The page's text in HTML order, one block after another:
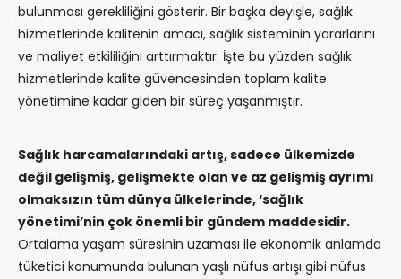
bulunması gerekliliğini gösterir. Bir başka deyişle, sağlık
hizmetlerinde kalitenin amacı, sağlık sisteminin yararlarını
ve maliyet etkililiğini arttırmaktır. İşte bu yüzden sağlık
hizmetlerinde kalite güvencesinden toplam kalite
yönetimine kadar giden bir süreç yaşanmıştır.
Sağlık harcamalarındaki artış, sadece ülkemizde
değil gelişmiş, gelişmekte olan ve az gelişmiş ayrımı
olmaksızın tüm dünya ülkelerinde, ‘sağlık
yönetimi’nin çok önemli bir gündem maddesidir.
Ortalama yaşam süresinin uzaması ile ekonomik anlamda
tüketici konumunda bulunan yaşlı nüfus artışı gibi nüfus